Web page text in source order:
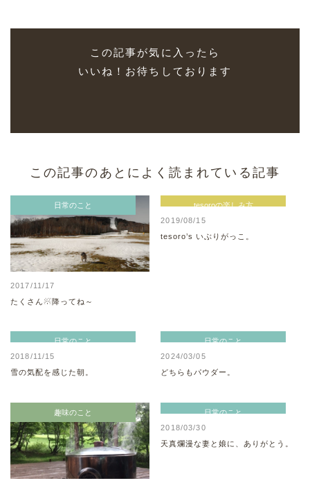
この記事が気に入ったら
いいね！お待ちしております
この記事のあとによく読まれている記事
日常のこと
2017/11/17
たくさん☃降ってね～
tesoroの楽しみ方
2019/08/15
tesoro’s いぶりがっこ。
日常のこと
2018/11/15
雪の気配を感じた朝。
日常のこと
2024/03/05
どちらもパウダー。
趣味のこと
日常のこと
2018/03/30
天真爛漫な妻と娘に、ありがとう。